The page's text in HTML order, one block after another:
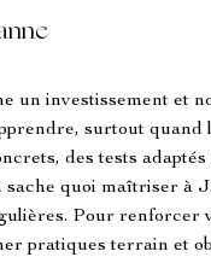
un investissement et
surtout quand
des tests
quoi maîtriser à
Pour renforcer
pratiques terrain et